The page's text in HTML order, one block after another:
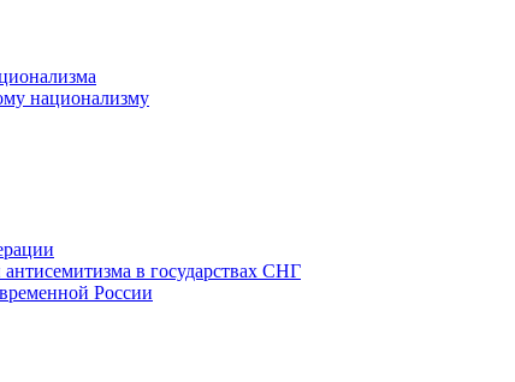
национализму
в государствах СНГ
России